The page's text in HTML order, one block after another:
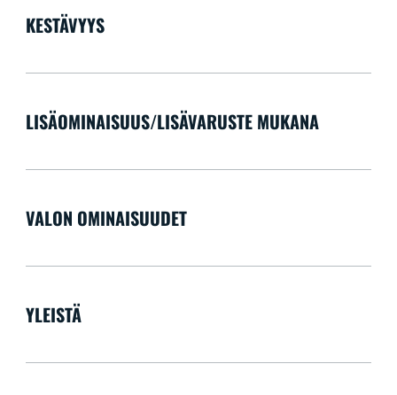
KESTÄVYYS
LISÄOMINAISUUS/LISÄVARUSTE MUKANA
VALON OMINAISUUDET
YLEISTÄ